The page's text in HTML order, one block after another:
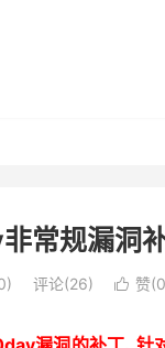
常规漏洞
评论(26)  赞(0